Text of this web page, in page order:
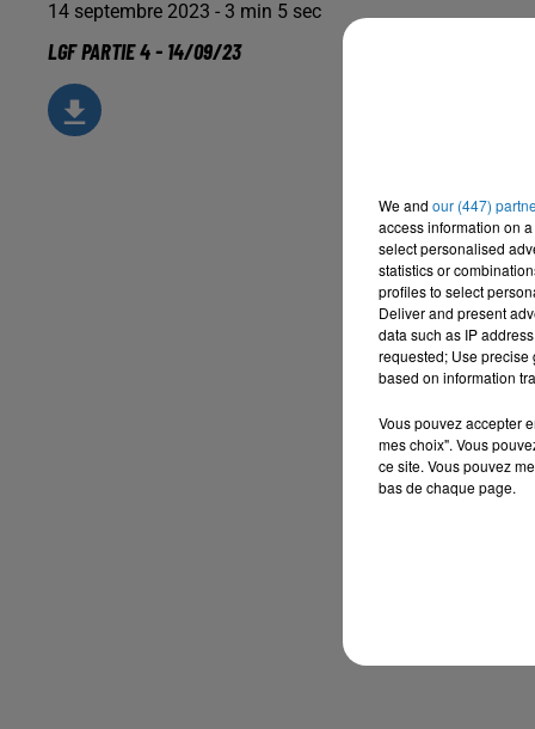
14 septembre 2023 - 3 min 5 sec
LGF PARTIE 4 - 14/09/23
We and our (447)
access information on
select personalised
statistics or
profiles to select
Deliver and present
data such as IP
requested; Use precise
based on information
Vous pouvez accepter
mes choix". Vous
ce site. Vous pouvez
bas de chaque page.